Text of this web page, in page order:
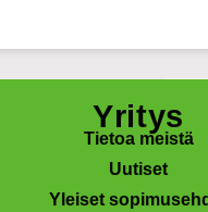
Yritys
Tietoa meistä
Uutiset
Yleiset